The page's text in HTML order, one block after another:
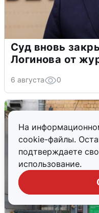
На
cookie-файлы.
подтверждаете
использование.
Суд вновь
Логинова от
6 августа 0